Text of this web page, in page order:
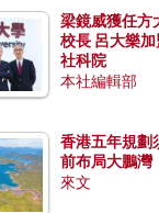
梁鏡威獲任方
校長 呂大樂加
社科院
本社編輯部
香港五年規劃
前布局大鵬灣
來文